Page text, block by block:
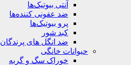
آنتی بیوتیک‌ها
ضد عفونی کننده‌ها
پرو بیوتیک‌ها
کبد شور
ضد انگل های پرندگان
حیوانات خانگی
خوراک سگ و گربه